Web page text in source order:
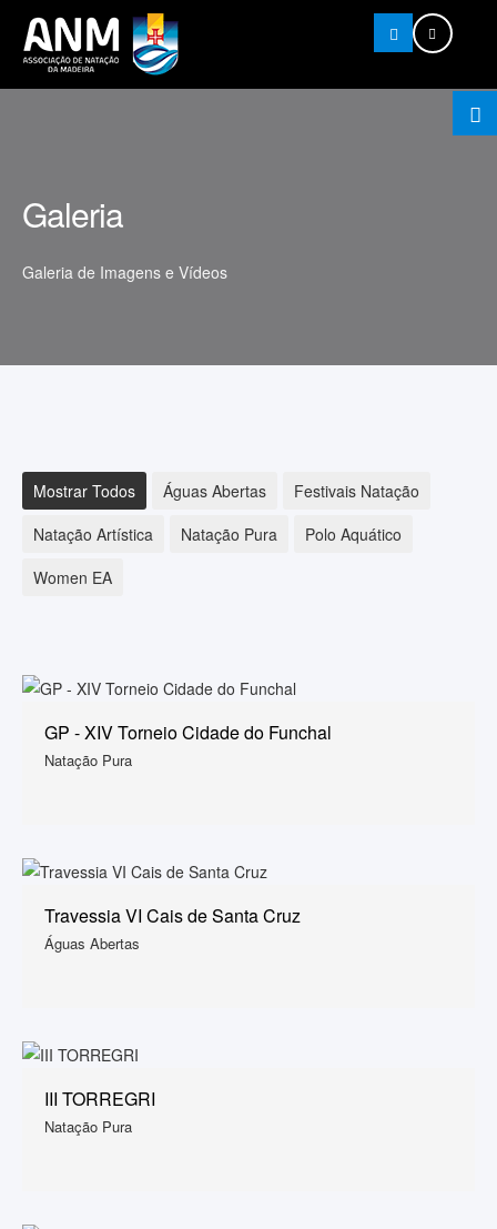
Pesquisar
Galeria
Galeria de Imagens e Vídeos
Mostrar Todos Águas Abertas
Festivais Natação
Natação Artística
Natação Pura
Polo Aquático
Women EA
GP - XIV Torneio Cidade do Funchal
Natação Pura
Travessia VI Cais de Santa Cruz
Águas Abertas
III TORREGRI
Natação Pura